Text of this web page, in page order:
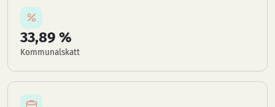
33,89 %
Kommunalskatt